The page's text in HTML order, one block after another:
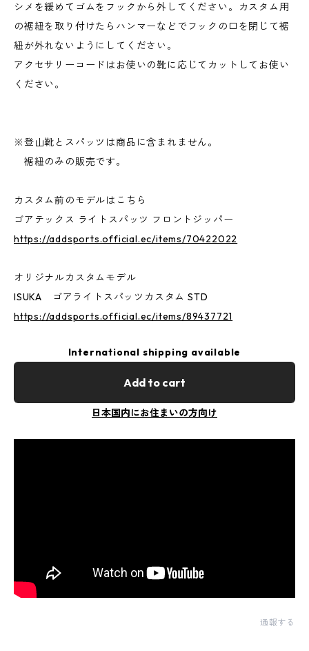
シメを緩めてゴムをフックから外してください。カスタム用
の裾紐を取り付けたらハンマーなどでフックの口を閉じて裾
紐が外れないようにしてください。
アクセサリーコードはお使いの靴に応じてカットしてお使い
ください。
※登山靴とスパッツは商品に含まれません。
裾紐のみの販売です。
カスタム前のモデルはこちら
ゴアテックス ライトスパッツ フロントジッパー
https://addsports.official.ec/items/70422022
オリジナルカスタムモデル
ISUKA ゴアライトスパッツカスタム STD
https://addsports.official.ec/items/89437721
International shipping available
Add to cart
日本国内にお住まいの方向け
通報する